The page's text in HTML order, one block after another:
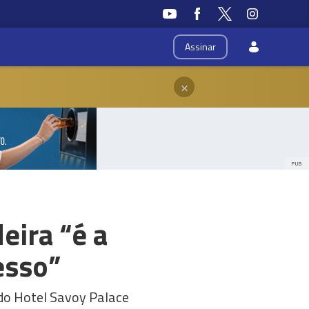
Assinar
×
PUB
“é a
Hotel Savoy Palace